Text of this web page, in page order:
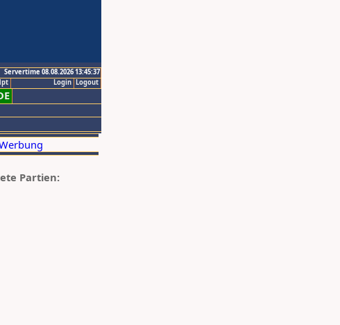
Servertime 08.08.2026 13:45:37
Logout
Login
Partien: